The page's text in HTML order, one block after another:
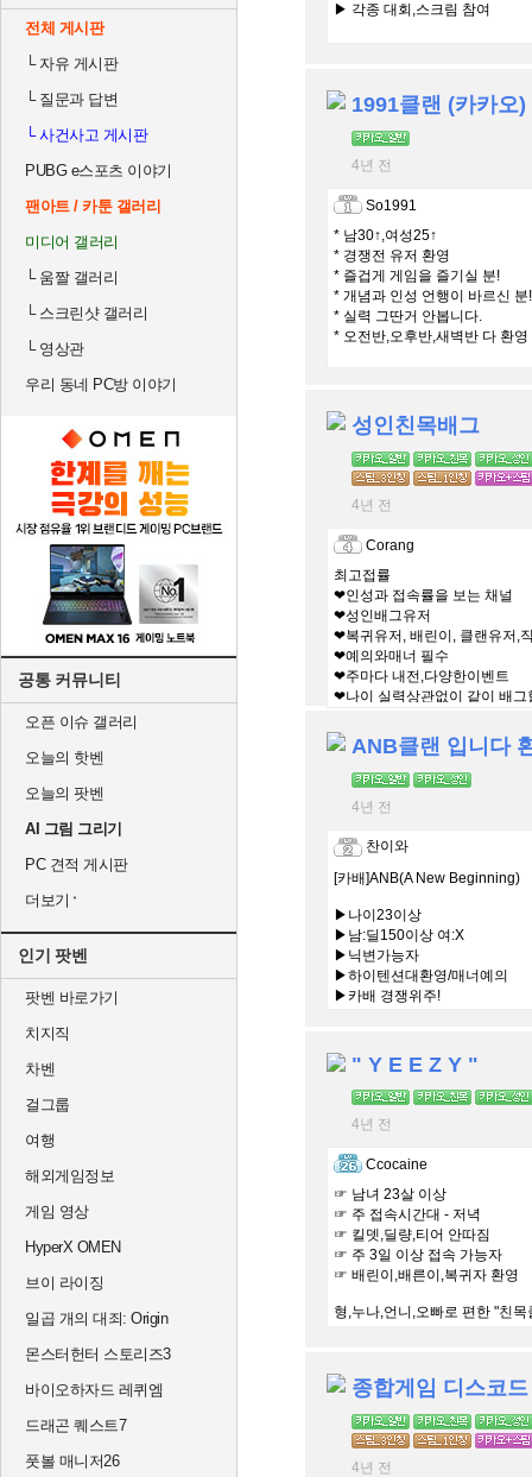
전체 게시판
└자유 게시판
└질문과 답변
└사건사고 게시판
PUBG e스포츠 이야기
팬아트 / 카툰 갤러리
미디어 갤러리
└움짤 갤러리
└스크린샷 갤러리
└영상관
우리 동네 PC방 이야기
공통 커뮤니티
오픈 이슈 갤러리
오늘의 핫벤
오늘의 팟벤
AI 그림 그리기
PC 견적 게시판
더보기
인기 팟벤
팟벤 바로가기
치지직
차벤
걸그룹
여행
해외게임정보
게임 영상
HyperX OMEN
브이 라이징
일곱 개의 대죄: Origin
몬스터헌터 스토리즈3
바이오하자드 레퀴엠
드래곤 퀘스트7
풋볼 매니저26
▶ 각종 대회,스크림 참여
1991클랜 (카카오)
4년 전
So1991
* 남30↑,여성25↑
* 경쟁전 유저 환영
* 즐겁게 게임을 즐기실 분!
* 개념과 인성 언행이 바르신 분!
* 실력 그딴거 안봅니다.
* 오전반,오후반,새벽반 다 환영
성인친목배그
4년 전
Corang
최고접률
❤인성과 접속률을 보는 채널
❤성인배그유저
❤복귀유저, 배린이, 클랜유저,
❤예의와매너 필수
❤주마다 내전,다양한이벤트
❤나이 실력상관없이 같이 배그
ANB클랜 입니다
4년 전
찬이와
[카배]ANB(A New Beginning)
▶나이23이상
▶남:딜150이상 여:X
▶닉변가능자
▶하이텐션대환영/매너예의
▶카배 경쟁위주!
" Y E E Z Y "
4년 전
Ccocaine
☞ 남녀 23살 이상
☞ 주 접속시간대 - 저녁
☞ 킬뎃,딜량,티어 안따짐
☞ 주 3일 이상 접속 가능자
☞ 배린이,배른이,복귀자 환영
형,누나,언니,오빠로 편한 "친목
종합게임 디스코드
4년 전